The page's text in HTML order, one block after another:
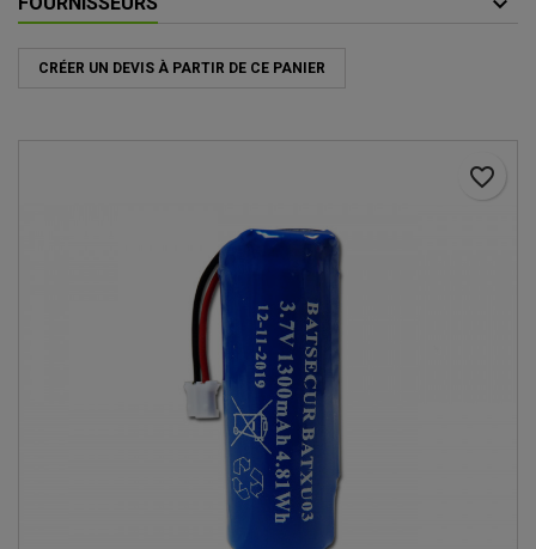
CRÉER UN DEVIS À PARTIR DE CE PANIER
favorite_border